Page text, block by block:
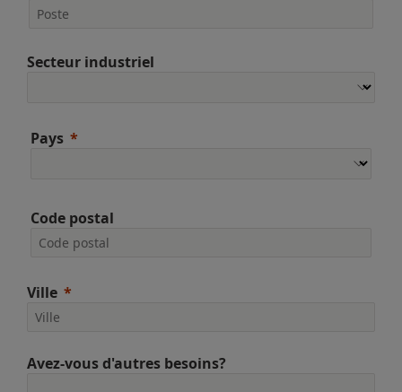
Secteur industriel
Pays
Code postal
Ville
Avez-vous d'autres besoins?